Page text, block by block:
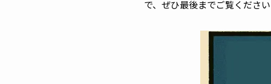
で、ぜひ最後までご覧くださ